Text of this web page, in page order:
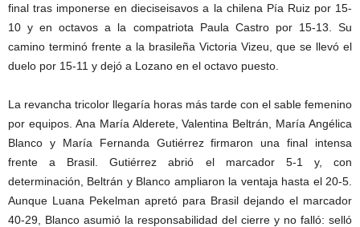
final tras imponerse en dieciseisavos a la chilena Pía Ruiz por 15-
10 y en octavos a la compatriota Paula Castro por 15-13. Su
camino terminó frente a la brasileña Victoria Vizeu, que se llevó el
duelo por 15-11 y dejó a Lozano en el octavo puesto.
La revancha tricolor llegaría horas más tarde con el sable femenino
por equipos. Ana María Alderete, Valentina Beltrán, María Angélica
Blanco y María Fernanda Gutiérrez firmaron una final intensa
frente a Brasil. Gutiérrez abrió el marcador 5-1 y, con
determinación, Beltrán y Blanco ampliaron la ventaja hasta el 20-5.
Aunque Luana Pekelman apretó para Brasil dejando el marcador
40-29, Blanco asumió la responsabilidad del cierre y no falló: selló